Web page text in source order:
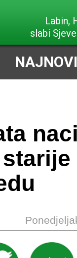
Labin,
slabi